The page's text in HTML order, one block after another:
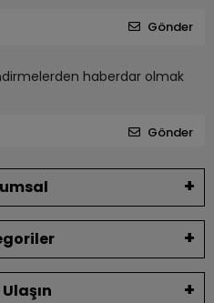
Gönder
haberdar olmak
Gönder